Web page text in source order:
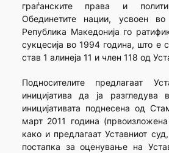
граѓанските права и
Обединетите нации, усвоен
Република Македонија го
сукцесија во 1994 година, што е
став 1 алинеја 11 и член 118 од
Подносителите предлагаат
иницијатива да ја
иницијативата поднесена од
март 2011 година
како и предлагаат Уставниот
постапка за оценување на